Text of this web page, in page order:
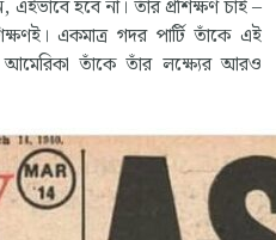
হবে না। তাঁর প্রশিক্ষণ চাই –
একমাত্র গদর পার্টি তাঁকে এই
আমেরিকা তাঁকে তাঁর লক্ষ্যের আরও